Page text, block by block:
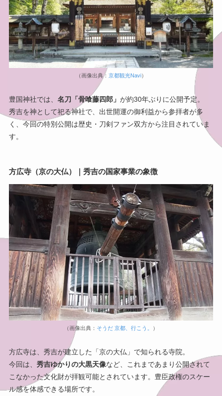
（画像出典： 京都観光Navi）
豊国神社では、 名刀「骨喰藤四郎」 が約30年ぶりに公開予定。
秀吉を神として祀る神社で、出世開運の御利益から参拝者が多
く、今回の特別公開は歴史・刀剣ファン双方から注目されていま
す。
方広寺（京の大仏）｜秀吉の国家事業の象徴
（画像出典： そうだ 京都、行こう。 ）
方広寺は、秀吉が建立した「京の大仏」で知られる寺院。
今回は、 秀吉ゆかりの大黒天像など、これまであまり公開されて
こなかった文化財が拝観可能とされています。豊臣政権のスケー
ル感を体感できる場所です。